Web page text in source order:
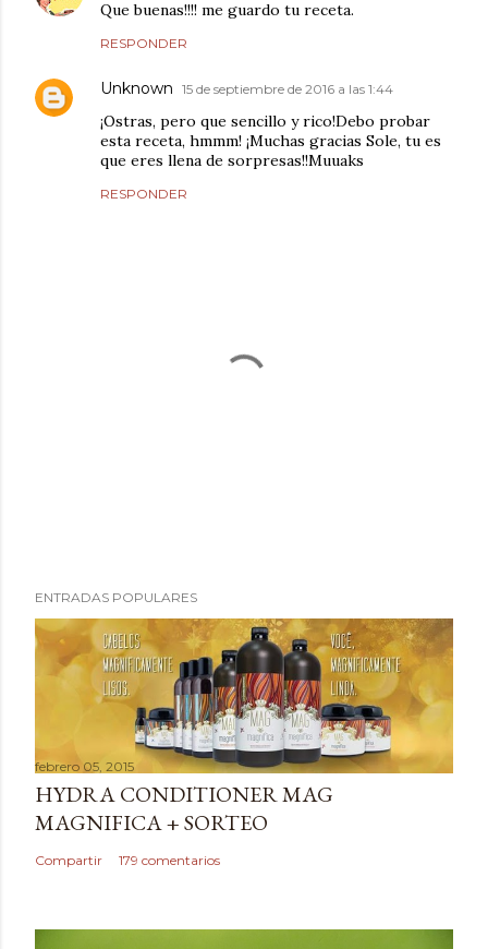
Que buenas!!!! me guardo tu receta.
RESPONDER
Unknown 15 de septiembre de 2016 a las 1:44
¡Ostras, pero que sencillo y rico!Debo probar
esta receta, hmmm! ¡Muchas gracias Sole, tu es
que eres llena de sorpresas!!Muuaks
RESPONDER
u
b
a
r
u
n
c
ENTRADAS POPULARES
febrero 05, 2015
HYDRA CONDITIONER MAG
MAGNIFICA + SORTEO
Compartir 179 comentarios